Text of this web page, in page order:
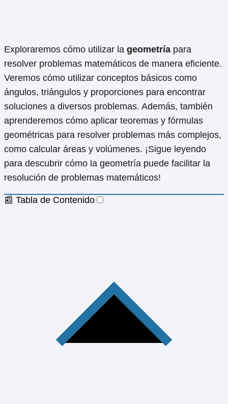
Exploraremos cómo utilizar la geometría para
resolver problemas matemáticos de manera eficiente.
Veremos cómo utilizar conceptos básicos como
ángulos, triángulos y proporciones para encontrar
soluciones a diversos problemas. Además, también
aprenderemos cómo aplicar teoremas y fórmulas
geométricas para resolver problemas más complejos,
como calcular áreas y volúmenes. ¡Sigue leyendo
para descubrir cómo la geometría puede facilitar la
resolución de problemas matemáticos!
📰 Tabla de Contenido